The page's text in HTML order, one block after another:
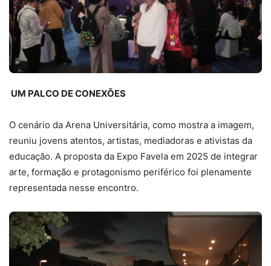
UM PALCO DE CONEXÕES
O cenário da Arena Universitária, como mostra a imagem,
reuniu jovens atentos, artistas, mediadoras e ativistas da
educação. A proposta da Expo Favela em 2025 de integrar
arte, formação e protagonismo periférico foi plenamente
representada nesse encontro.